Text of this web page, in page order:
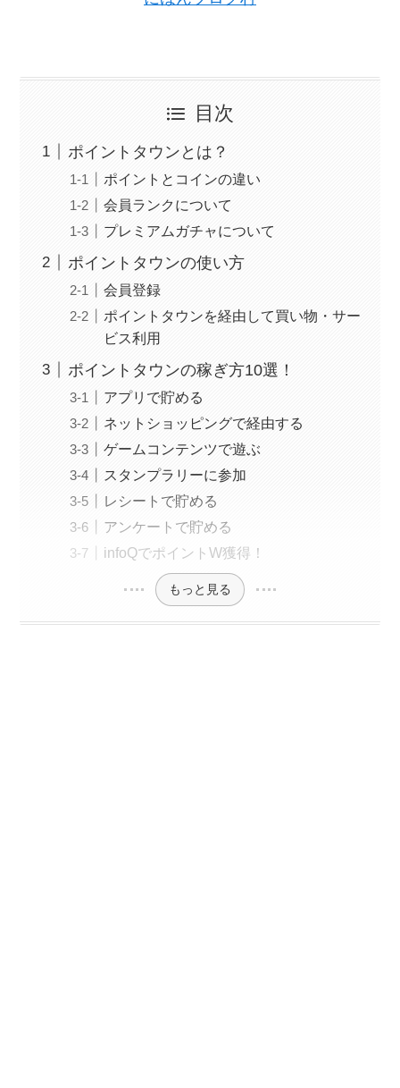
目次
ポイントタウンとは？
ポイントとコインの違い
会員ランクについて
プレミアムガチャについて
ポイントタウンの使い方
会員登録
ポイントタウンを経由して買い物・サー
ビス利用
ポイントタウンの稼ぎ方10選！
アプリで貯める
ネットショッピングで経由する
ゲームコンテンツで遊ぶ
スタンプラリーに参加
レシートで貯める
アンケートで貯める
infoQでポイントW獲得！
もっと見る